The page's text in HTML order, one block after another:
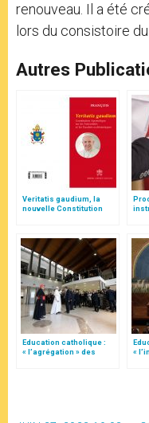
renouveau. Il a été
lors du consistoire
Autres
Veritatis gaudium, la
nouvelle Constitution
Education catholique :
« l’agrégation » des
«